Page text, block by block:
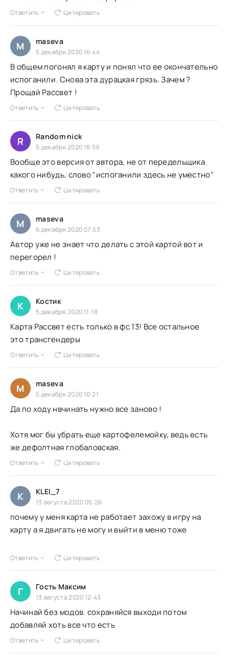
Ответить Цитировать
M maseva
5 декабря 2020 16:44
В общем погонял я карту и понял что ее окончательно
испоганили. Снова эта дурацкая грязь. Зачем ?
Прощай Рассвет !
Ответить Цитировать
R Random nick
5 декабря 2020 18:56
Вообще это версия от автора, не от передельщика
какого нибудь, слово "испоганили здесь не уместно"
Ответить Цитировать
M maseva
6 декабря 2020 07:53
Автор уже не знает что делать с этой картой вот и
перегорел !
Ответить Цитировать
К Костик
5 декабря 2020 11:18
Карта Рассвет есть только в фс 13! Все остальное
это трансгендеры
Ответить Цитировать
M maseva
5 декабря 2020 10:21
Да по ходу нвчинать нужно все заново !
Хотя мог бы убрать еще картофелемойку, ведь есть
же дефолтная глобаловская.
Ответить Цитировать
K KLEI_7
13 августа 2020 05:26
почему у меня карта не работает захожу в игру на
карту а я двигать не могу и выйти в меню тоже
Ответить Цитировать
Г Гость Максим
13 августа 2020 12:43
Начинай без модов. сохраняйся выходи потом
добавляй хоть все что есть
Ответить Цитировать